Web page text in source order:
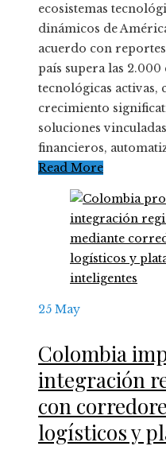
ecosistemas
dinámicos de
acuerdo con
país supera las 2.000
tecnológicas activas,
crecimiento
soluciones
financieros,
Read More
25 May
Colombia
integración
con
logísticos y